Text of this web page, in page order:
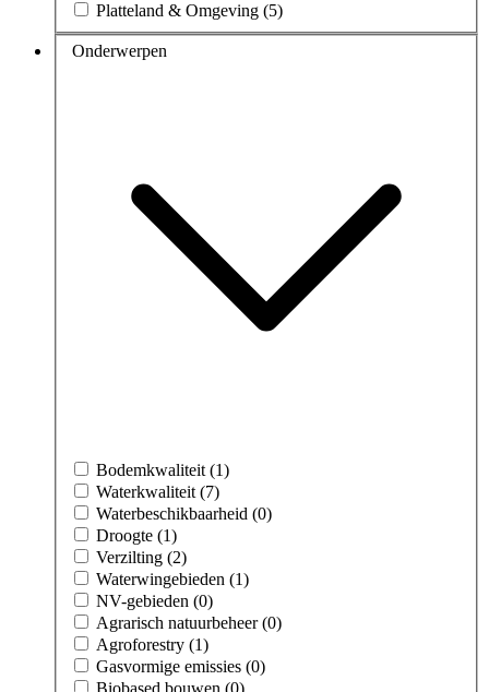
Platteland & Omgeving (5)
Onderwerpen
Bodemkwaliteit (1)
Waterkwaliteit (7)
Waterbeschikbaarheid (0)
Droogte (1)
Verzilting (2)
Waterwingebieden (1)
NV-gebieden (0)
Agrarisch natuurbeheer (0)
Agroforestry (1)
Gasvormige emissies (0)